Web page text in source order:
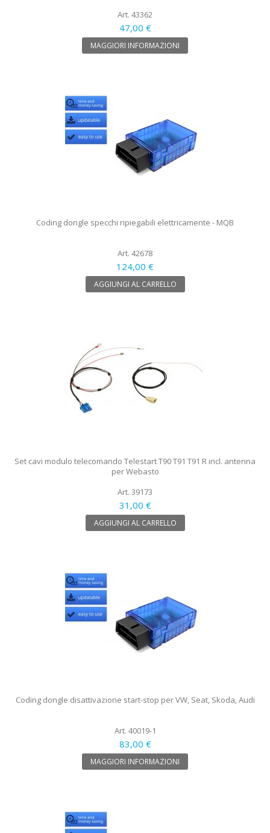
Art. 43362
47,00 €
MAGGIORI INFORMAZIONI
Coding dongle specchi ripiegabili elettricamente - MQB
Art. 42678
124,00 €
AGGIUNGI AL CARRELLO
Set cavi modulo telecomando Telestart T90 T91 T91 R incl. antenna
per Webasto
Art. 39173
31,00 €
AGGIUNGI AL CARRELLO
Coding dongle disattivazione start-stop per VW, Seat, Skoda, Audi
Art. 40019-1
83,00 €
MAGGIORI INFORMAZIONI